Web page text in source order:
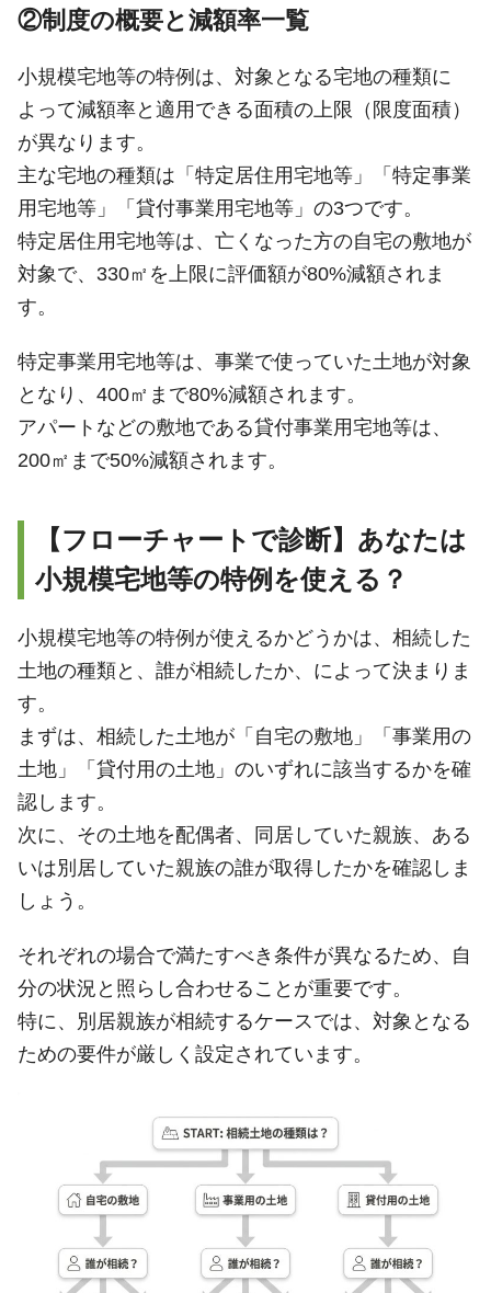
②制度の概要と減額率一覧
小規模宅地等の特例は、対象となる宅地の種類に
よって減額率と適用できる面積の上限（限度面積）
が異なります。
主な宅地の種類は「特定居住用宅地等」「特定事業
用宅地等」「貸付事業用宅地等」の3つです。
特定居住用宅地等は、亡くなった方の自宅の敷地が
対象で、330㎡を上限に評価額が80%減額されま
す。
特定事業用宅地等は、事業で使っていた土地が対象
となり、400㎡まで80%減額されます。
アパートなどの敷地である貸付事業用宅地等は、
200㎡まで50%減額されます。
【フローチャートで診断】あなたは
小規模宅地等の特例を使える？
小規模宅地等の特例が使えるかどうかは、相続した
土地の種類と、誰が相続したか、によって決まりま
す。
まずは、相続した土地が「自宅の敷地」「事業用の
土地」「貸付用の土地」のいずれに該当するかを確
認します。
次に、その土地を配偶者、同居していた親族、ある
いは別居していた親族の誰が取得したかを確認しま
しょう。
それぞれの場合で満たすべき条件が異なるため、自
分の状況と照らし合わせることが重要です。
特に、別居親族が相続するケースでは、対象となる
ための要件が厳しく設定されています。